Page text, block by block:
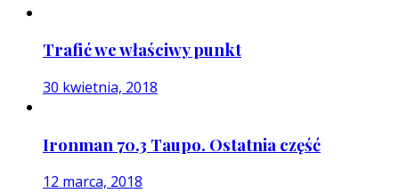
Trafić we właściwy punkt
30 kwietnia, 2018
Ironman 70.3 Taupo. Ostatnia część
12 marca, 2018